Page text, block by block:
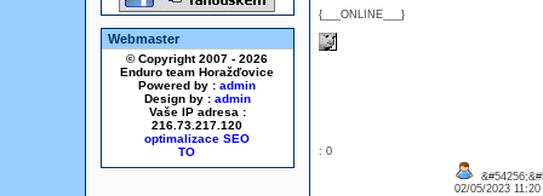
Webmaster
© Copyright 2007 - 2026
Enduro team Horažďovice
Powered by : admin
Design by : admin
Vaše IP adresa :
216.73.217.120
optimalizace SEO
{___ONLINE___}
: 0
02/05/2023